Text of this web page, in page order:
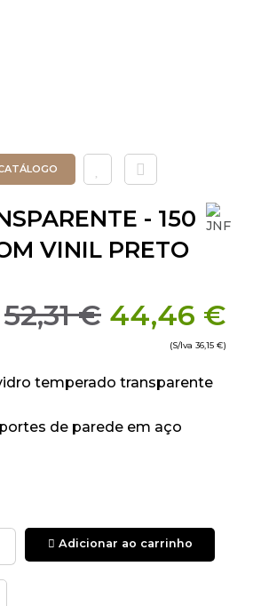
- 150
VINIL PRETO
52,31 € 44,46 €
(S/Iva 36,15 €)
temperado transparente
de parede em aço
Adicionar ao carrinho